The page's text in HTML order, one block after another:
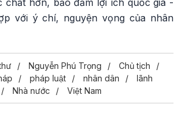
với ý chí, nguyện vọng của nhân
Nguyễn Phú Trọng
Chủ tịch
pháp luật nhân dân
lãnh
Nhà nước Việt Nam